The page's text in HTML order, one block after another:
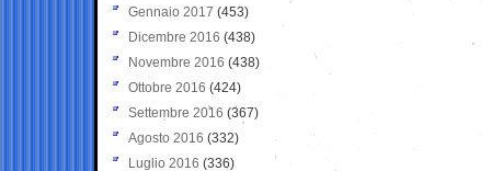
Gennaio 2017 (453)
Dicembre 2016 (438)
Novembre 2016 (438)
Ottobre 2016 (424)
Settembre 2016 (367)
Agosto 2016 (332)
Luglio 2016 (336)